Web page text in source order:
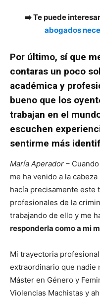
➡️ Te puede
abogados
Por último, sí que
contaras un poco
académica y
bueno que los
trabajan en el
escuchen
sentirme más
María Aperador –
me ha venido a la
hacía precisamente este
profesionales de la
trabajando de ello y me
responderla como a mi
Mi trayectoria
extraordinario que nadie
Máster en Género y
Violencias Machistas y